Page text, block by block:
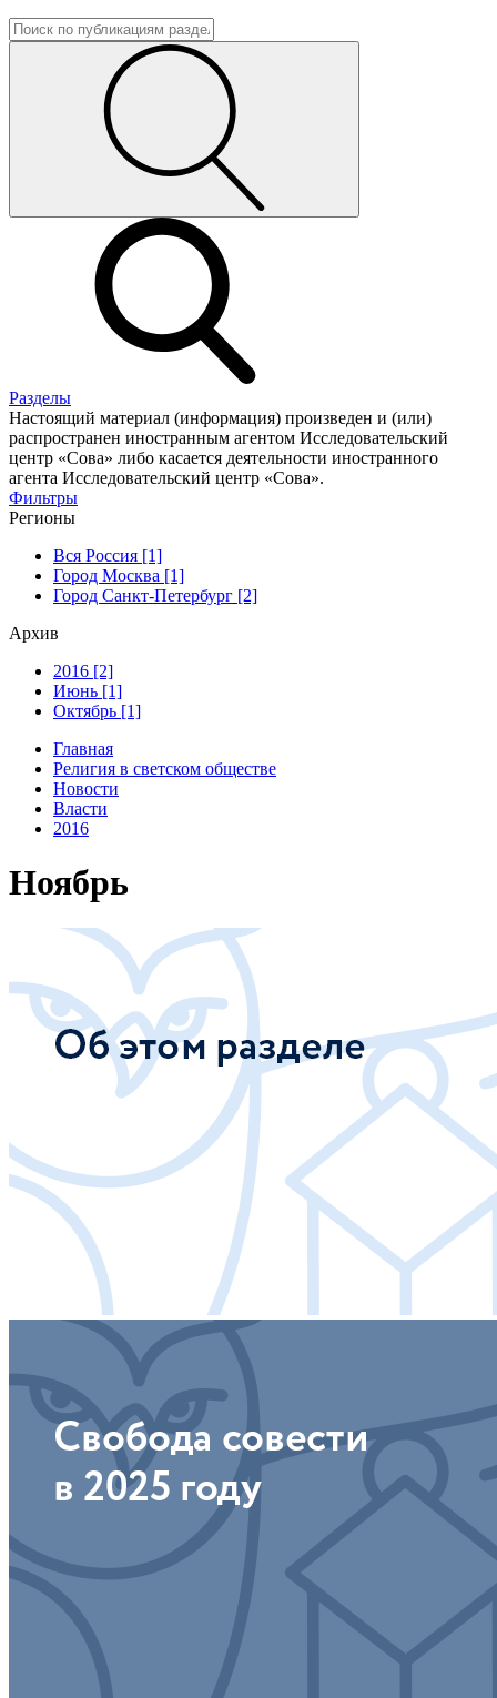
Разделы
Настоящий материал (информация) произведен и (или)
распространен иностранным агентом Исследовательский
центр «Сова» либо касается деятельности иностранного
агента Исследовательский центр «Сова».
Фильтры
Регионы
Вся Россия [1]
Город Москва [1]
Город Санкт-Петербург [2]
Архив
2016 [2]
Июнь [1]
Октябрь [1]
Главная
Религия в светском обществе
Новости
Власти
2016
Ноябрь